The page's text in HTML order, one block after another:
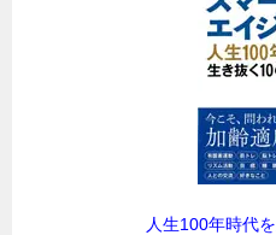
人生100年時代